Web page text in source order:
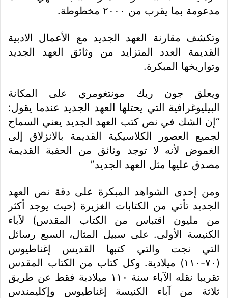
مدعومة بما يقرب من ٢٠٠٠ مخطوطة.
وتكشف مقارنة العهد الجديد مع الأعمال الادبية
القديمة العدد المتزايد من وثائق العهد الجديد
وتواريخها المبكرة.
ويعلق جون ريك مونتغومري على المكانة
البيليوغرافية التي يحتلها العهد الجديد عندما يقول:
“إن الشك في نص كتب العهد الجديد يعني السماح
لجميع العصور الكلاسيكية القديمة بالانزلاق إلى
الغموض لأنه لا توجد وثائق من الحقبة القديمة
مصدق عليها مثل العهد الجديد”
ومن إحدى الشواهد المبكرة على دقة نص العهد
الجديد تأتي من الكتابات الغزيرة (حيث يوجد أكثر
من مليون اقتباس من الكتاب المقدس) لآباء
الكنيسة الأولى. على سبيل المثال، السبع رسائل
التي نجت والتي كتبها القديس إغناطيوس
(٧٠-١١٠) ميلادية. وكل كتاب من الكتاب المقدس
تقريبا نقله الآباء سنة ١١٠ ميلادية فقط عن طريق
ثلاثة من آباء الكنيسة إغناطيوس وإكليمندس